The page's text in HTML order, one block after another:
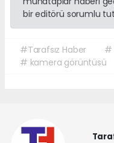
bir editörü sorumlu
#Tarafsız Haber #
# kamera görüntüsü